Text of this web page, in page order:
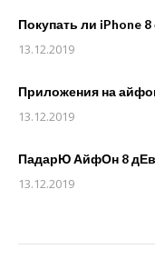
Покупать ли iPhone 8
13.12.2019
Приложения на
13.12.2019
ПадарЮ АйфОн 8
13.12.2019